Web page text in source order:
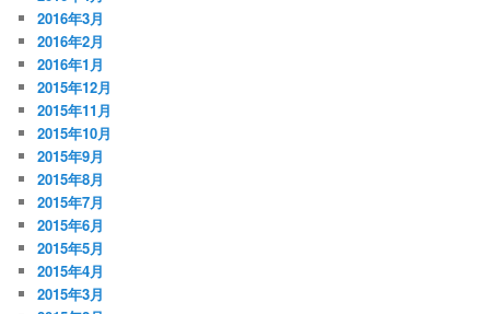
2016年3月
2016年2月
2016年1月
2015年12月
2015年11月
2015年10月
2015年9月
2015年8月
2015年7月
2015年6月
2015年5月
2015年4月
2015年3月